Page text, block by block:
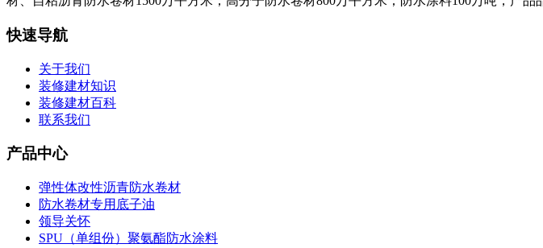
快速导航
关于我们
装修建材知识
装修建材百科
联系我们
产品中心
弹性体改性沥青防水卷材
防水卷材专用底子油
领导关怀
SPU（单组份）聚氨酯防水涂料